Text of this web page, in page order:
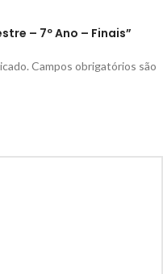
– 7º Ano – Finais”
Campos obrigatórios são